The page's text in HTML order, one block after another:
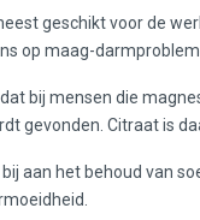
geschikt voor de
op maag-
bij mensen die
gevonden. Citraat is
aan het behoud van